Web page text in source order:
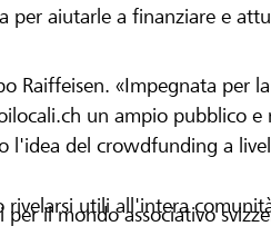
per aiutarle a finanziare e
Raiffeisen. «Impegnata per
un ampio pubblico e
l'idea del crowdfunding a
rivelarsi utili all'intera
il mondo associativo